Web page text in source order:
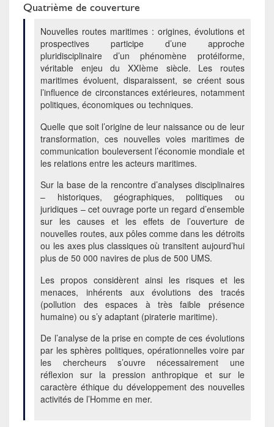
Quatrième de couverture
Nouvelles routes maritimes : origines, évolutions et
prospectives participe d’une approche
pluridisciplinaire d’un phénomène protéiforme,
véritable enjeu du XXIème siècle. Les routes
maritimes évoluent, disparaissent, se créent sous
l’influence de circonstances extérieures, notamment
politiques, économiques ou techniques.
Quelle que soit l’origine de leur naissance ou de leur
transformation, ces nouvelles voies maritimes de
communication bouleversent l’économie mondiale et
les relations entre les acteurs maritimes.
Sur la base de la rencontre d’analyses disciplinaires
– historiques, géographiques, politiques ou
juridiques – cet ouvrage porte un regard d’ensemble
sur les causes et les effets de l’ouverture de
nouvelles routes, aux pôles comme dans les détroits
ou les axes plus classiques où transitent aujourd’hui
plus de 50 000 navires de plus de 500 UMS.
Les propos considèrent ainsi les risques et les
menaces, inhérents aux évolutions des tracés
(pollution des espaces à très faible présence
humaine) ou s’y adaptant (piraterie maritime).
De l’analyse de la prise en compte de ces évolutions
par les sphères politiques, opérationnelles voire par
les chercheurs s’ouvre nécessairement une
réflexion sur la pression anthropique et sur le
caractère éthique du développement des nouvelles
activités de l’Homme en mer.